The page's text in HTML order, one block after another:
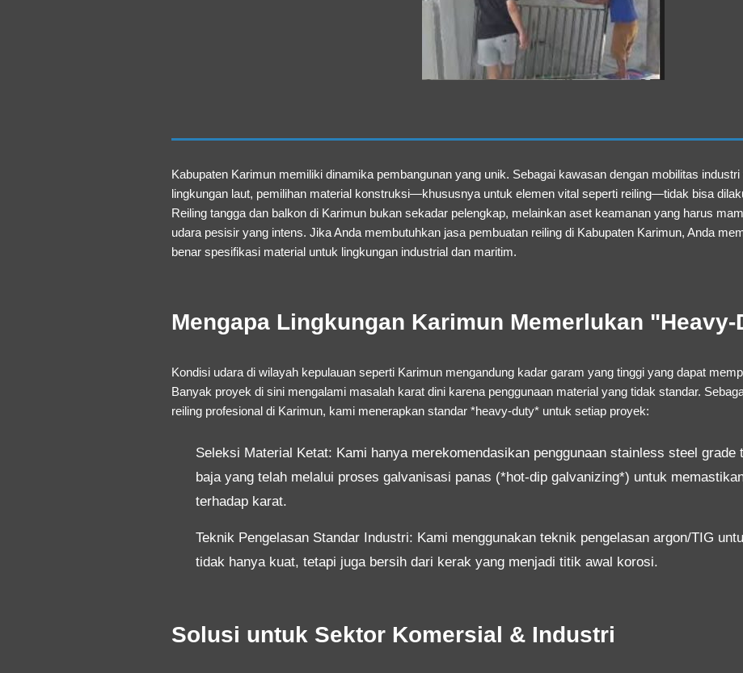
Kabupaten Karimun memiliki dinamika pembangunan yang unik. Sebagai kawasan dengan mobilitas
lingkungan laut, pemilihan material konstruksi—khususnya untuk elemen vital seperti reiling—tidak bisa
Reiling tangga dan balkon di Karimun bukan sekadar pelengkap, melainkan aset keamanan yang harus
udara pesisir yang intens. Jika Anda membutuhkan jasa pembuatan reiling di Kabupaten Karimun, Anda
benar spesifikasi material untuk lingkungan industrial dan maritim.
Mengapa Lingkungan Karimun Memerlukan
Kondisi udara di wilayah kepulauan seperti Karimun mengandung kadar garam yang tinggi yang dapat
Banyak proyek di sini mengalami masalah karat dini karena penggunaan material yang tidak standar.
reiling profesional di Karimun, kami menerapkan standar *heavy-duty* untuk setiap proyek:
Seleksi Material Ketat: Kami hanya merekomendasikan penggunaan stainless steel grade
baja yang telah melalui proses galvanisasi panas (*hot-dip galvanizing*) untuk
terhadap karat.
Teknik Pengelasan Standar Industri: Kami menggunakan teknik pengelasan argon/TIG
tidak hanya kuat, tetapi juga bersih dari kerak yang menjadi titik awal korosi.
Solusi untuk Sektor Komersial & Industri